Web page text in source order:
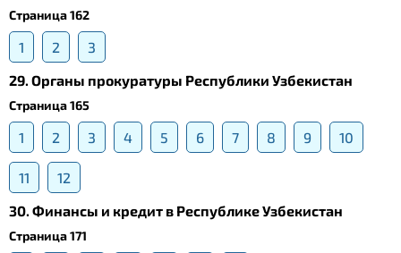
Страница 162
1 2
3
29. Органы прокуратуры Республики Узбекистан
Страница 165
1 2 3 4 5 6 7 8 9 10
11
12
30. Финансы и кредит в Республике Узбекистан
Страница 171